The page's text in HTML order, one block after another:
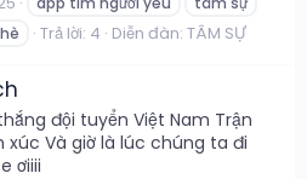
Trả lời: 4 Diễn đàn: TÂM SỰ
đội tuyển Việt Nam Trận
Và giờ là lúc chúng ta đi
ơiiii